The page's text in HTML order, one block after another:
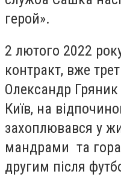
герой».
2 лютого 2022
контракт, вже
Олександр
Київ, на
захоплювався у
мандрами та
другим після